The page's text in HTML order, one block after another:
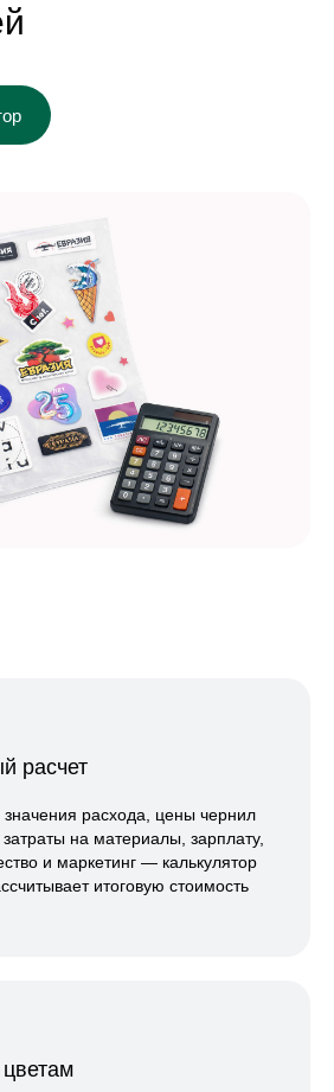
расчет
значения расхода, цены чернил
на материалы, зарплату,
и маркетинг — калькулятор
итоговую стоимость